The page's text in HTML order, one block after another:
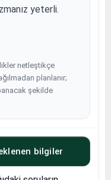
yeterli.
netleştikçe
planlanır;
şekilde
bilgiler